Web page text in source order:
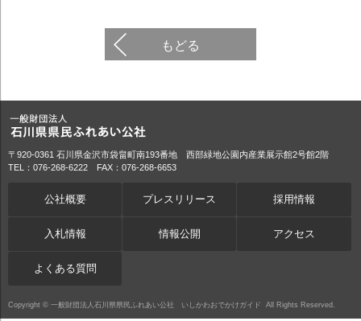
もどる
〒920-0361 石川県金沢市袋畠町南193番地 西部緑地公園内産業展示館2号館2階
TEL：076-268-6222 FAX：076-268-6653
公社概要 プレスリリース 採用情報
入札情報 情報公開 アクセス
よくある質問
Copyright © 一般財団法人石川県県民ふれあい公社 いしかわおでかけガイド All Rights Reserved.